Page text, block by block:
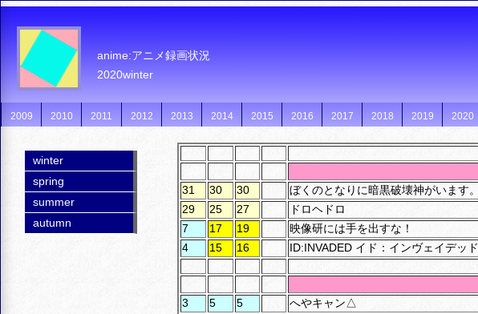
anime:アニメ録画状況
2020winter
2009 2010 2011 2012 2013 2014 2015 2016 2017 2018 2019 2020
winter
spring
summer
autumn
31
30 30 ぼくのとなりに暗黒破壊神がいます。
29
25 27 ドロヘドロ
7
17 19 映像研には手を出すな！
4
15 16 ID:INVADED イド：インヴェイデッド
3
5 5 へやキャン△